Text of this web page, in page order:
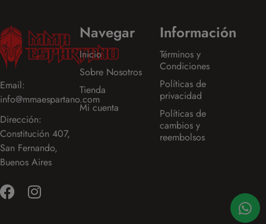
Email:
info@mmaespartano.com
Dirección:
Constitución 407,
San Fernando,
Buenos Aires
Navegar
Inicio
Sobre Nosotros
Tienda
Mi cuenta
Información
Términos y
Condiciones
Políticas de
privacidad
Políticas de
cambios y
reembolsos